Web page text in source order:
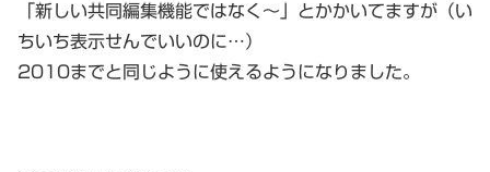
「新しい共同編集機能ではなく～」とかかいてますが（い
ちいち表示せんでいいのに…）
2010までと同じように使えるようになりました。